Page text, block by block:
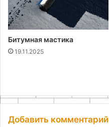
Битумная мастика
19.11.2025
Добавить комментарий